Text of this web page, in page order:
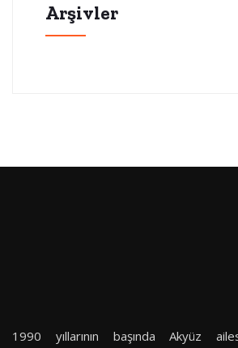
Arşivler
1990 yıllarının başında Akyüz